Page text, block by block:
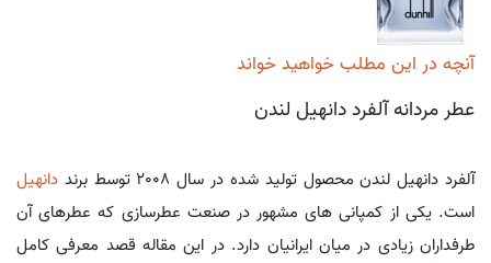
آنچه در این مطلب خواهید خواند
عطر مردانه آلفرد دانهیل لندن
آلفرد دانهیل لندن محصول تولید شده در سال 2008 توسط برند
دانهیل
است. یکی از کمپانی های مشهور در صنعت عطرسازی که عطرهای آن
طرفداران زیادی در میان ایرانیان دارد. در این مقاله قصد معرفی کامل